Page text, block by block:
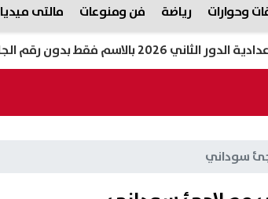
وحوارات رياضة فن ومنوعات مالتى ميديا
بدون رقم الجلوس
سوداني